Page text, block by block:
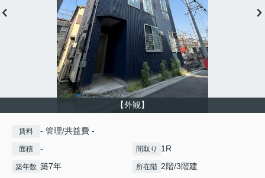
【外観】
賃料 - 管理/共益費 -
面積 - 間取り 1R
築年数 築7年 所在階 2階/3階建